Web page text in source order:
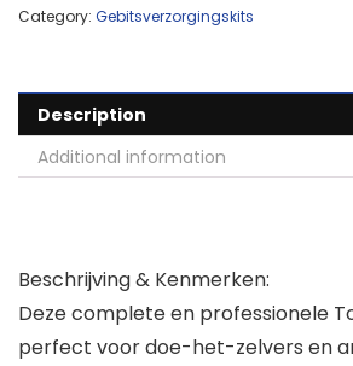
Category: Gebitsverzorgingskits
Description
Additional information
Beschrijving & Kenmerken:
Deze complete en professionele
perfect voor doe-het-zelvers en